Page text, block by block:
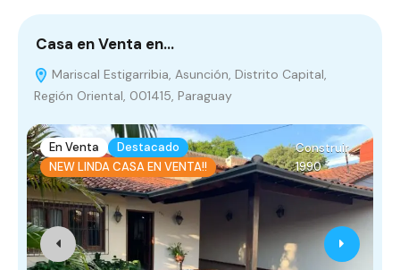
Casa en Venta en…
Mariscal Estigarribia, Asunción, Distrito Capital,
Región Oriental, 001415, Paraguay
En Venta
Destacado
NEW LINDA CASA EN VENTA!!
Construir
1990